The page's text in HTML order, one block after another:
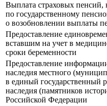
Выплата страховых пенсий,
по государственному
о возобновлении выплаты
Предоставление
вставшим на учет в
сроки беременности
Предоставление
наследия местного
в единый государственный
наследия (памятников
Российской Федерации